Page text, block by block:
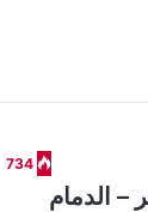
734
– الدمام